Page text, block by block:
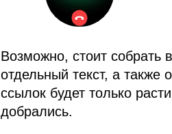
Возможно, стоит собрать
отдельный текст, а также
ссылок будет только
добрались.